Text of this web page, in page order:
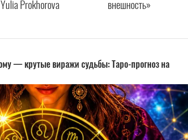
Yulia Prokhorova
внешность»